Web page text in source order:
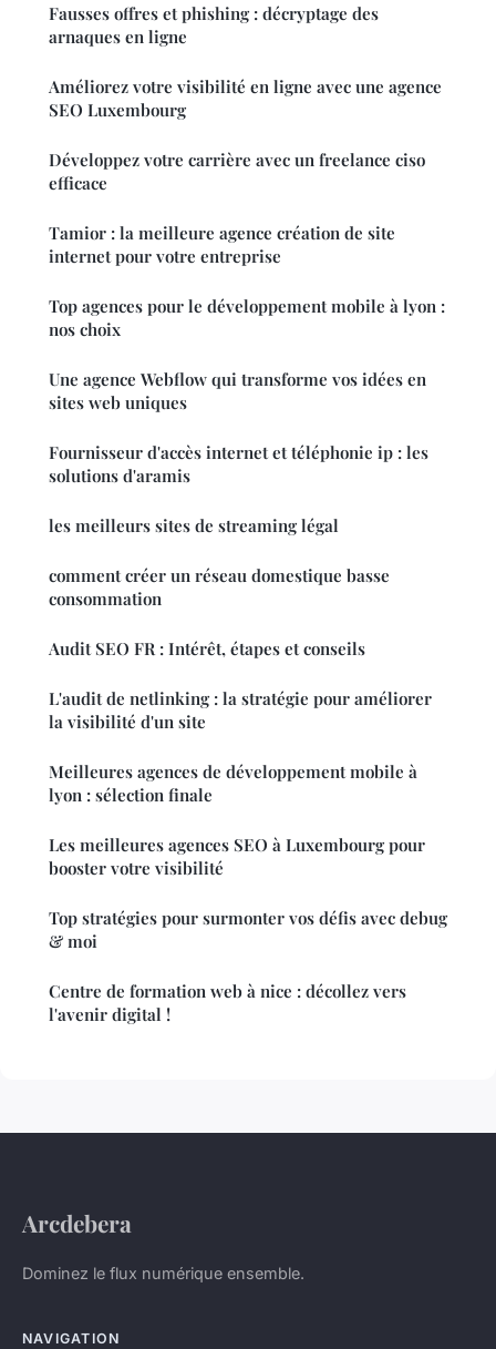
Fausses offres et phishing : décryptage des
arnaques en ligne
Améliorez votre visibilité en ligne avec une agence
SEO Luxembourg
Développez votre carrière avec un freelance ciso
efficace
Tamior : la meilleure agence création de site
internet pour votre entreprise
Top agences pour le développement mobile à lyon :
nos choix
Une agence Webflow qui transforme vos idées en
sites web uniques
Fournisseur d'accès internet et téléphonie ip : les
solutions d'aramis
les meilleurs sites de streaming légal
comment créer un réseau domestique basse
consommation
Audit SEO FR : Intérêt, étapes et conseils
L'audit de netlinking : la stratégie pour améliorer
la visibilité d'un site
Meilleures agences de développement mobile à
lyon : sélection finale
Les meilleures agences SEO à Luxembourg pour
booster votre visibilité
Top stratégies pour surmonter vos défis avec debug
& moi
Centre de formation web à nice : décollez vers
l'avenir digital !
Arcdebera
Dominez le flux numérique ensemble.
NAVIGATION